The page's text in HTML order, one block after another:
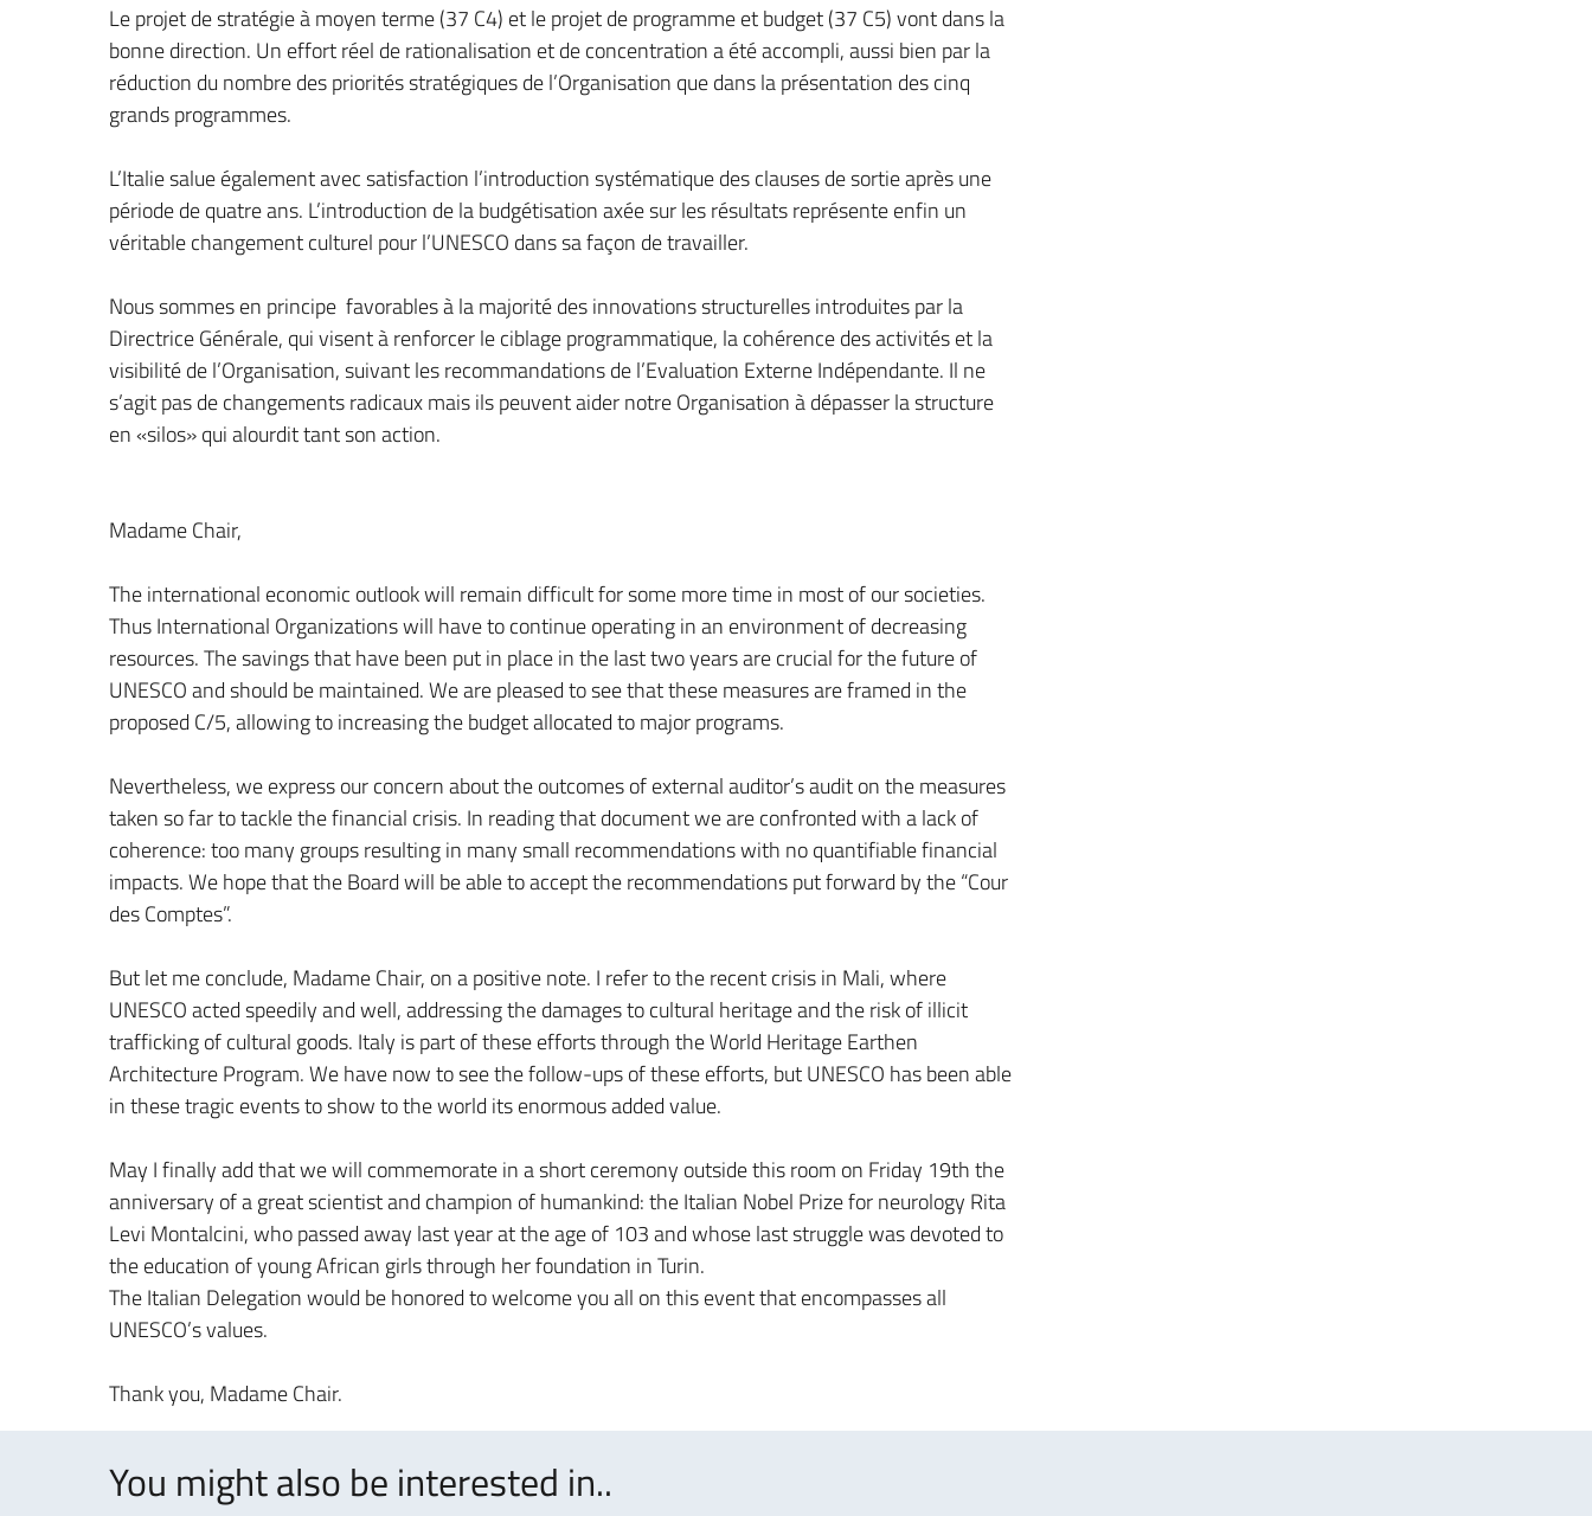
Le projet de stratégie à moyen terme (37 C4) et le projet de programme et budget (37 C5) vont dans la
bonne direction. Un effort réel de rationalisation et de concentration a été accompli, aussi bien par la
réduction du nombre des priorités stratégiques de l’Organisation que dans la présentation des cinq
grands programmes.
L’Italie salue également avec satisfaction l’introduction systématique des clauses de sortie après une
période de quatre ans. L’introduction de la budgétisation axée sur les résultats représente enfin un
véritable changement culturel pour l’UNESCO dans sa façon de travailler.
Nous sommes en principe favorables à la majorité des innovations structurelles introduites par la
Directrice Générale, qui visent à renforcer le ciblage programmatique, la cohérence des activités et la
visibilité de l’Organisation, suivant les recommandations de l’Evaluation Externe Indépendante. Il ne
s’agit pas de changements radicaux mais ils peuvent aider notre Organisation à dépasser la structure
en «silos» qui alourdit tant son action.
Madame Chair,
The international economic outlook will remain difficult for some more time in most of our societies.
Thus International Organizations will have to continue operating in an environment of decreasing
resources. The savings that have been put in place in the last two years are crucial for the future of
UNESCO and should be maintained. We are pleased to see that these measures are framed in the
proposed C/5, allowing to increasing the budget allocated to major programs.
Nevertheless, we express our concern about the outcomes of external auditor’s audit on the measures
taken so far to tackle the financial crisis. In reading that document we are confronted with a lack of
coherence: too many groups resulting in many small recommendations with no quantifiable financial
impacts. We hope that the Board will be able to accept the recommendations put forward by the “Cour
des Comptes”.
But let me conclude, Madame Chair, on a positive note. I refer to the recent crisis in Mali, where
UNESCO acted speedily and well, addressing the damages to cultural heritage and the risk of illicit
trafficking of cultural goods. Italy is part of these efforts through the World Heritage Earthen
Architecture Program. We have now to see the follow-ups of these efforts, but UNESCO has been able
in these tragic events to show to the world its enormous added value.
May I finally add that we will commemorate in a short ceremony outside this room on Friday 19th the
anniversary of a great scientist and champion of humankind: the Italian Nobel Prize for neurology Rita
Levi Montalcini, who passed away last year at the age of 103 and whose last struggle was devoted to
the education of young African girls through her foundation in Turin.
The Italian Delegation would be honored to welcome you all on this event that encompasses all
UNESCO’s values.
Thank you, Madame Chair.
You might also be interested in..